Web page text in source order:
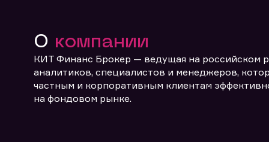
О компании
КИТ Финанс Брокер — ведущая на российском
аналитиков, специалистов и менеджеров,
частным и корпоративным клиентам
на фондовом рынке.